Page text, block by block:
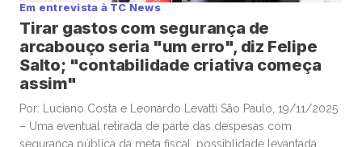
Em entrevista à TC News
Tirar gastos com segurança de
arcabouço seria "um erro", diz Felipe
Salto; "contabilidade criativa começa
assim"
Por: Luciano Costa e Leonardo Levatti São Paulo, 19/11/2025
– Uma eventual retirada de parte das despesas com
segurança pública da meta fiscal, possiblidade levantada